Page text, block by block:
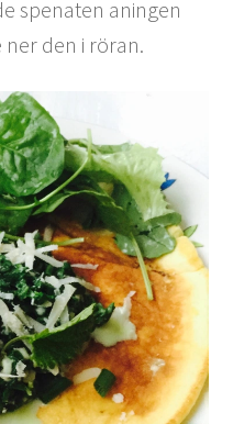
spenaten aningen
den i röran.